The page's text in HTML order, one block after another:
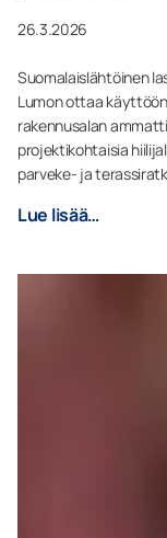
26.3.2026
Suomalaislähtöinen
Lumon ottaa
rakennusalan
projektikohtaisia
parveke- ja
Lue lisää…